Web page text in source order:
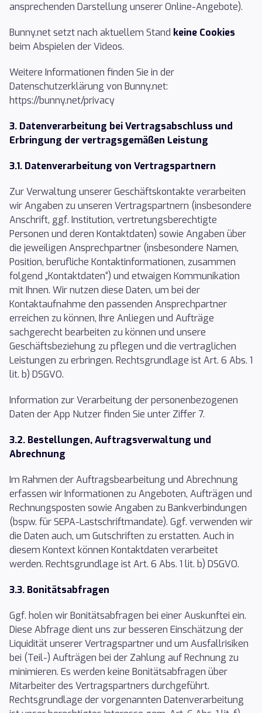
ansprechenden Darstellung unserer Online-Angebote).
Bunny.net setzt nach aktuellem Stand keine Cookies
beim Abspielen der Videos.
Weitere Informationen finden Sie in der
Datenschutzerklärung von Bunny.net:
https://bunny.net/privacy
3. Datenverarbeitung bei Vertragsabschluss und
Erbringung der vertragsgemäßen Leistung
3.1. Datenverarbeitung von Vertragspartnern
Zur Verwaltung unserer Geschäftskontakte verarbeiten
wir Angaben zu unseren Vertragspartnern (insbesondere
Anschrift, ggf. Institution, vertretungsberechtigte
Personen und deren Kontaktdaten) sowie Angaben über
die jeweiligen Ansprechpartner (insbesondere Namen,
Position, berufliche Kontaktinformationen, zusammen
folgend „Kontaktdaten“) und etwaigen Kommunikation
mit Ihnen. Wir nutzen diese Daten, um bei der
Kontaktaufnahme den passenden Ansprechpartner
erreichen zu können, Ihre Anliegen und Aufträge
sachgerecht bearbeiten zu können und unsere
Geschäftsbeziehung zu pflegen und die vertraglichen
Leistungen zu erbringen. Rechtsgrundlage ist Art. 6 Abs. 1
lit. b) DSGVO.
Information zur Verarbeitung der personenbezogenen
Daten der App Nutzer finden Sie unter Ziffer 7.
3.2. Bestellungen, Auftragsverwaltung und
Abrechnung
Im Rahmen der Auftragsbearbeitung und Abrechnung
erfassen wir Informationen zu Angeboten, Aufträgen und
Rechnungsposten sowie Angaben zu Bankverbindungen
(bspw. für SEPA-Lastschriftmandate). Ggf. verwenden wir
die Daten auch, um Gutschriften zu erstatten. Auch in
diesem Kontext können Kontaktdaten verarbeitet
werden. Rechtsgrundlage ist Art. 6 Abs. 1 lit. b) DSGVO.
3.3. Bonitätsabfragen
Ggf. holen wir Bonitätsabfragen bei einer Auskunftei ein.
Diese Abfrage dient uns zur besseren Einschätzung der
Liquidität unserer Vertragspartner und um Ausfallrisiken
bei (Teil-) Aufträgen bei der Zahlung auf Rechnung zu
minimieren. Es werden keine Bonitätsabfragen über
Mitarbeiter des Vertragspartners durchgeführt.
Rechtsgrundlage der vorgenannten Datenverarbeitung